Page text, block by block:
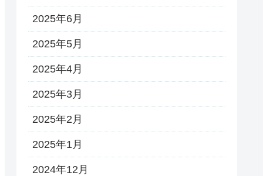
2025年6月
2025年5月
2025年4月
2025年3月
2025年2月
2025年1月
2024年12月